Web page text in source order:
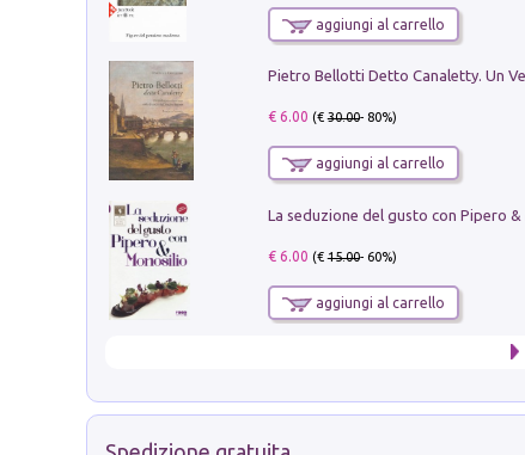
aggiungi al carrello
€ 6.00 (€30.00- 80%)
aggiungi al carrello
€ 6.00 (€15.00- 60%)
aggiungi al carrello